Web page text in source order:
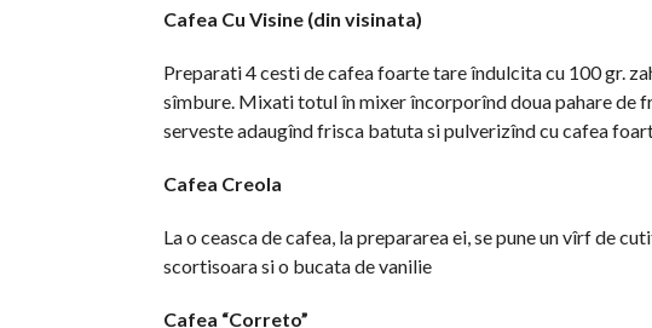
Cafea Cu Visine (din visinata)
Preparati 4 cesti de cafea foarte tare îndulcita cu 100 gr.
sîmbure. Mixati totul în mixer încorporînd doua pahare de
serveste adaugînd frisca batuta si pulverizînd cu cafea
Cafea Creola
La o ceasca de cafea, la prepararea ei, se pune un vîrf de
scortisoara si o bucata de vanilie
Cafea “Correto”